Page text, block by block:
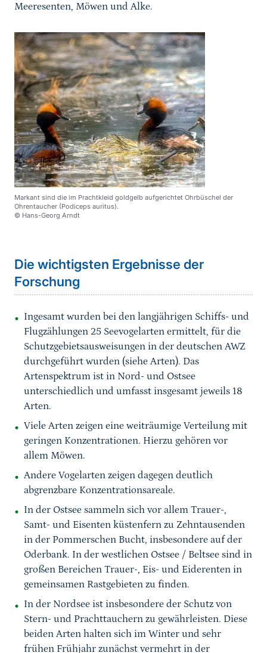
Meeresenten, Möwen und Alke.
Markant sind die im Prachtkleid goldgelb aufgerichtet Ohrbüschel der
Ohrentaucher (Podiceps auritus).
© Hans-Georg Arndt
Die wichtigsten Ergebnisse der
Forschung
Ingesamt wurden bei den langjährigen Schiffs- und
Flugzählungen 25 Seevogelarten ermittelt, für die
Schutzgebietsausweisungen in der deutschen AWZ
durchgeführt wurden (siehe Arten). Das
Artenspektrum ist in Nord- und Ostsee
unterschiedlich und umfasst insgesamt jeweils 18
Arten.
Viele Arten zeigen eine weiträumige Verteilung mit
geringen Konzentrationen. Hierzu gehören vor
allem Möwen.
Andere Vogelarten zeigen dagegen deutlich
abgrenzbare Konzentrationsareale.
In der Ostsee sammeln sich vor allem Trauer-,
Samt- und Eisenten küstenfern zu Zehntausenden
in der Pommerschen Bucht, insbesondere auf der
Oderbank. In der westlichen Ostsee / Beltsee sind in
großen Bereichen Trauer-, Eis- und Eiderenten in
gemeinsamen Rastgebieten zu finden.
In der Nordsee ist insbesondere der Schutz von
Stern- und Prachttauchern zu gewährleisten. Diese
beiden Arten halten sich im Winter und sehr
frühen Frühjahr zunächst vermehrt in der